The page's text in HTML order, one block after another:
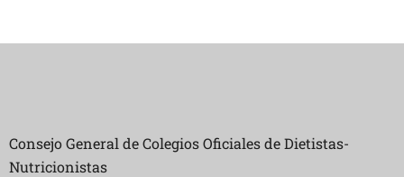
Consejo General de Colegios Oficiales de Dietistas-
Nutricionistas